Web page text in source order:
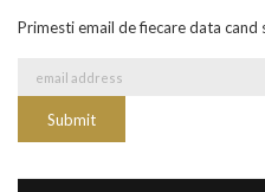
Primesti email de fiecare data cand